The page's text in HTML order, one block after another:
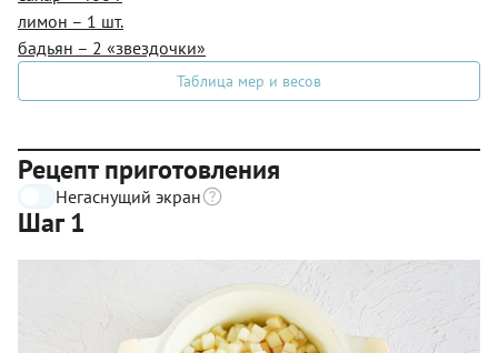
лимон – 1 шт.
бадьян – 2 «звездочки»
Таблица мер и весов
Рецепт приготовления
Негаснущий экран
Шаг 1